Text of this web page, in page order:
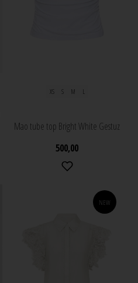
XS S M L
Mao tube top Bright White Gestuz
500,00
NEW